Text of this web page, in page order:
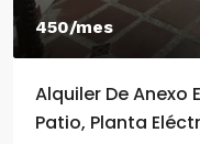
Prados Del Este | Con
y Tanque de agua